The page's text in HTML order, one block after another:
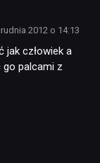
2012 o 14:13
jak człowiek a
go palcami z